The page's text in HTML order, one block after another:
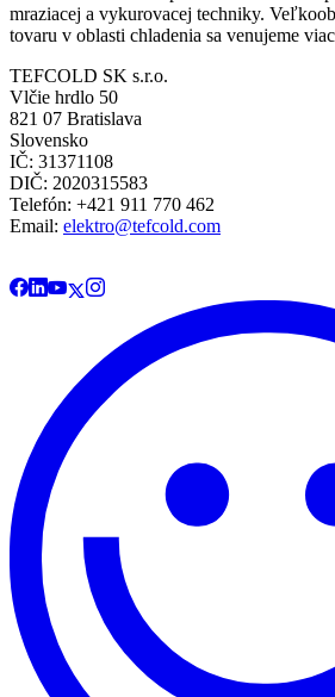
mraziacej a vykurovacej techniky.
tovaru v oblasti chladenia sa venujeme
TEFCOLD SK s.r.o.
Vlčie hrdlo 50
821 07 Bratislava
Slovensko
IČ: 31371108
DIČ: 2020315583
Telefón: +421 911 770 462
Email: elektro@tefcold.com